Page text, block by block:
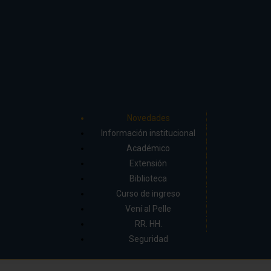
Novedades
Información institucional
Académico
Extensión
Biblioteca
Curso de ingreso
Vení al Pelle
RR. HH.
Seguridad